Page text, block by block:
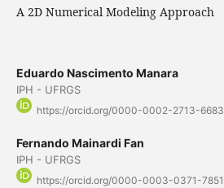
A 2D Numerical Modeling Approach
Eduardo Nascimento Manara
IPH - UFRGS
https://orcid.org/0000-0002-2713-6683
Fernando Mainardi Fan
IPH - UFRGS
https://orcid.org/0000-0003-0371-7851